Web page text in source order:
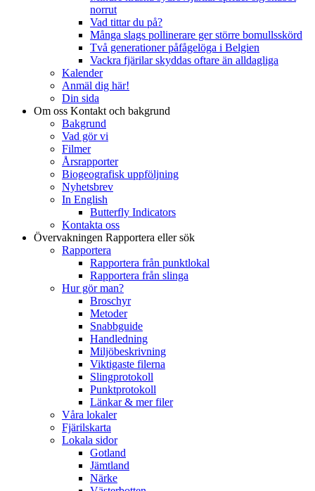
norrut
Vad tittar du på?
Många slags pollinerare ger större bomullsskörd
Två generationer påfågelöga i Belgien
Vackra fjärilar skyddas oftare än alldagliga
Kalender
Anmäl dig här!
Din sida
Om oss Kontakt och bakgrund
Bakgrund
Vad gör vi
Filmer
Årsrapporter
Biogeografisk uppföljning
Nyhetsbrev
In English
Butterfly Indicators
Kontakta oss
Övervakningen Rapportera eller sök
Rapportera
Rapportera från punktlokal
Rapportera från slinga
Hur gör man?
Broschyr
Metoder
Snabbguide
Handledning
Miljöbeskrivning
Viktigaste filerna
Slingprotokoll
Punktprotokoll
Länkar & mer filer
Våra lokaler
Fjärilskarta
Lokala sidor
Gotland
Jämtland
Närke